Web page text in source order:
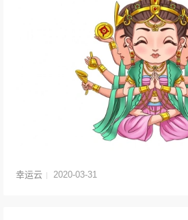
幸运云 2020-03-31